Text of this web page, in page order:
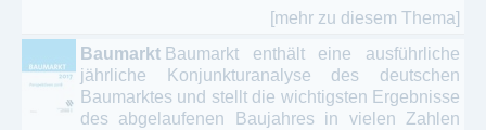
[mehr zu diesem Thema]
Baumarkt Baumarkt enthält eine ausführliche
jährliche Konjunkturanalyse des deutschen
Baumarktes und stellt die wichtigsten Ergebnisse
des abgelaufenen Baujahres in vielen Zahlen